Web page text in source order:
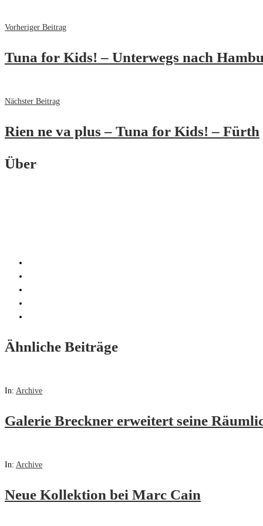
Vorheriger Beitrag
Tuna for Kids! – Unterwegs nach
Nächster Beitrag
Rien ne va plus – Tuna for Kids! – Fürth
Über
Ähnliche Beiträge
In: Archive
Galerie Breckner erweitert seine
In: Archive
Neue Kollektion bei Marc Cain